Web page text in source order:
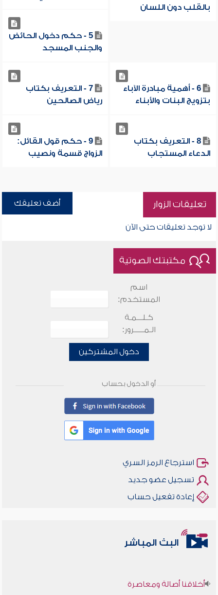
بالقلب دون اللسان
5 - حكم دخول الحائض
والجنب المسجد
6 - أهمية مبادرة الآباء
بتزويج البنات والأبناء
7 - التعريف بكتاب
رياض الصالحين
8 - التعريف بكتاب
الدعاء المستجاب
9 - حكم قول القائل:
الزواج قسمة ونصيب
تعليقات الزوار أضف تعليقك
لا توجد تعليقات حتى الآن
مكتبتك الصوتية
اسم
المستخدم:
كـلـــمـة
الـمـــــرور:
دخول المشتركين
أو الدخول بحساب
استرجاع الرمز السري
تسجيل عضو جديد
إعادة تفعيل حساب
البث المباشر
أخلاقنا أصالة ومعاصرة